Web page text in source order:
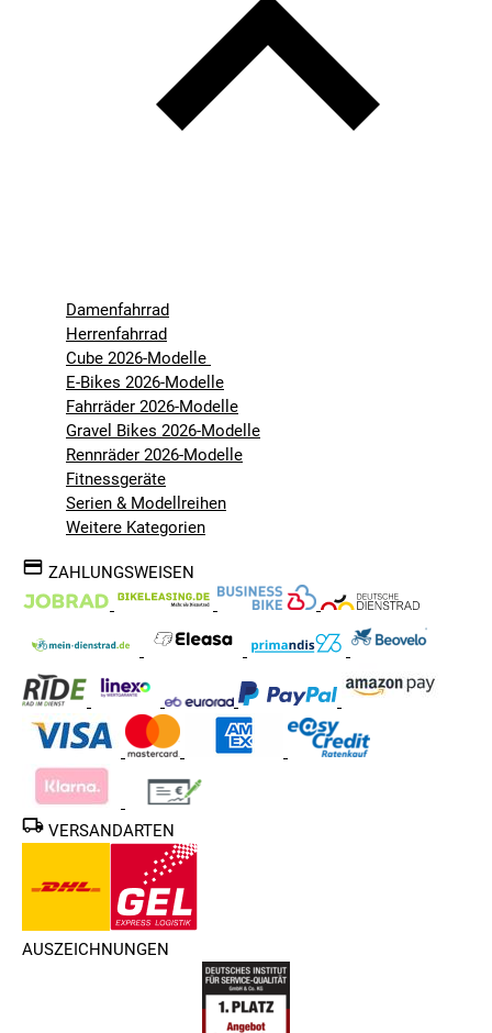
Damenfahrrad
Herrenfahrrad
Cube 2026-Modelle
E-Bikes 2026-Modelle
Fahrräder 2026-Modelle
Gravel Bikes 2026-Modelle
Rennräder 2026-Modelle
Fitnessgeräte
Serien & Modellreihen
Weitere Kategorien
ZAHLUNGSWEISEN
VERSANDARTEN
AUSZEICHNUNGEN